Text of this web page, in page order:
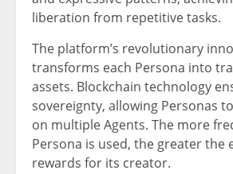
liberation from repetitive tasks.
The platform’s revolutionary
transforms each Persona into
assets. Blockchain technology
sovereignty, allowing Personas
on multiple Agents. The more
Persona is used, the greater the
rewards for its creator.